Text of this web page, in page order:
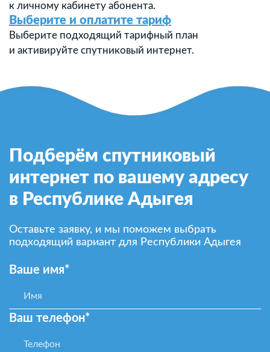
к личному кабинету абонента.
Выберите и оплатите тариф
Выберите подходящий тарифный план
и активируйте спутниковый интернет.
Подберём спутниковый
интернет по вашему адресу
в Республике Адыгея
Оставьте заявку, и мы поможем выбрать
подходящий вариант для Республики Адыгея
Ваше имя*
Ваш телефон*